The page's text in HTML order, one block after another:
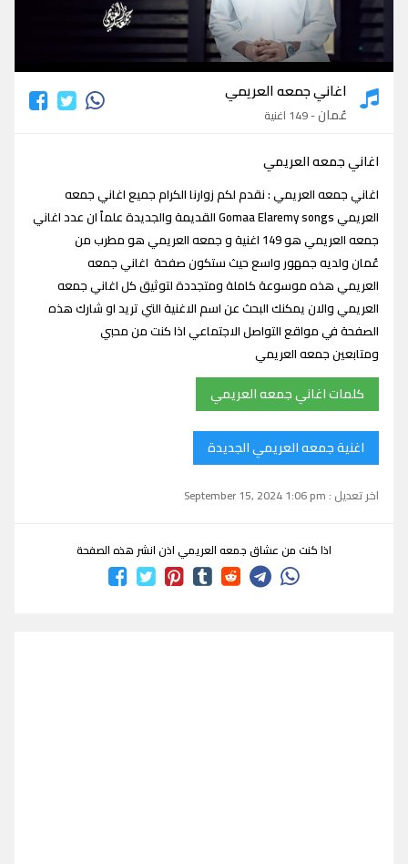
اغاني جمعه العريمي
اغاني جمعه العريمي
عُمان- 149 اغنية
اغاني جمعه العريمي
اغاني جمعه العريمي : نقدم لكم زوارنا الكرام جميع اغاني جمعه
العريمي Gomaa Elaremy songs القديمة والجديدة علماً ان عدد اغاني
جمعه العريمي هو 149 اغنية و جمعه العريمي هو مطرب من
عُمان ولديه جمهور واسع حيث ستكون صفحة اغاني جمعه
العريمي هذه موسوعة كاملة ومتجددة لتوثيق كل اغاني جمعه
العريمي والان يمكنك البحث عن اسم الاغنية التي تريد او شارك هذه
الصفحة في مواقع التواصل الاجتماعي اذا كنت من محبي
ومتابعين جمعه العريمي
كلمات اغاني جمعه العريمي
اغنية جمعه العريمي الجديدة
اخر تعديل : September 15, 2024 1:06 pm
اذا كنت من عشاق جمعه العريمي اذن انشر هذه الصفحة